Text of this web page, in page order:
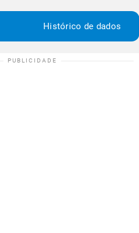
Histórico de dados